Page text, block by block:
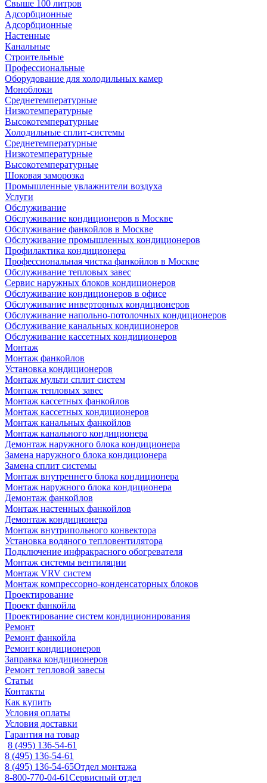
Свыше 100 литров
Адсорбционные
Адсорбционные
Настенные
Канальные
Строительные
Профессиональные
Оборудование для холодильных камер
Моноблоки
Среднетемпературные
Низкотемпературные
Высокотемпературные
Холодильные сплит-системы
Среднетемпературные
Низкотемпературные
Высокотемпературные
Шоковая заморозка
Промышленные увлажнители воздуха
Услуги
Обслуживание
Обслуживание кондиционеров в Москве
Обслуживание фанкойлов в Москве
Обслуживание промышленных кондиционеров
Профилактика кондиционера
Профессиональная чистка фанкойлов в Москве
Обслуживание тепловых завес
Сервис наружных блоков кондиционеров
Обслуживание кондиционеров в офисе
Обслуживание инверторных кондиционеров
Обслуживание напольно-потолочных кондиционеров
Обслуживание канальных кондиционеров
Обслуживание кассетных кондиционеров
Монтаж
Монтаж фанкойлов
Установка кондиционеров
Монтаж мульти сплит систем
Монтаж тепловых завес
Монтаж кассетных фанкойлов
Монтаж кассетных кондиционеров
Монтаж канальных фанкойлов
Монтаж канального кондиционера
Демонтаж наружного блока кондиционера
Замена наружного блока кондиционера
Замена сплит системы
Монтаж внутреннего блока кондиционера
Монтаж наружного блока кондиционера
Демонтаж фанкойлов
Монтаж настенных фанкойлов
Демонтаж кондиционера
Монтаж внутрипольного конвектора
Установка водяного тепловентилятора
Подключение инфракрасного обогревателя
Монтаж системы вентиляции
Монтаж VRV систем
Монтаж компрессорно-конденсаторных блоков
Проектирование
Проект фанкойла
Проектирование систем кондиционирования
Ремонт
Ремонт фанкойла
Ремонт кондиционеров
Заправка кондиционеров
Ремонт тепловой завесы
Статьи
Контакты
Как купить
Условия оплаты
Условия доставки
Гарантия на товар
8 (495) 136-54-61
8 (495) 136-54-61
8 (495) 136-54-65Отдел монтажа
8-800-770-04-61Сервисный отдел